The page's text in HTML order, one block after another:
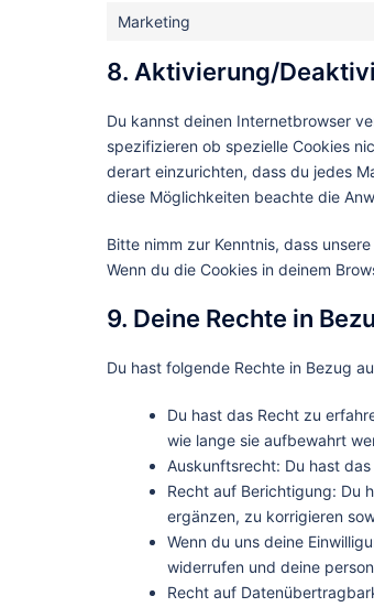
Marketing
8. Aktivierung/
Du kannst deinen Internetbrowser
spezifizieren ob spezielle Cookies
derart einzurichten, dass du jedes
diese Möglichkeiten beachte die
Bitte nimm zur Kenntnis, dass
Wenn du die Cookies in deinem
9. Deine Rechte in
Du hast folgende Rechte in Bezug
Du hast das Recht zu
wie lange sie aufbewahrt
Auskunftsrecht: Du hast
Recht auf Berichtigung: Du
ergänzen, zu korrigieren
Wenn du uns deine
widerrufen und deine
Recht auf